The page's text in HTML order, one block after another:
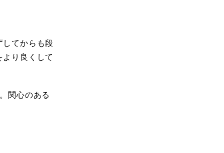
てからも段
り良くして
関心のある